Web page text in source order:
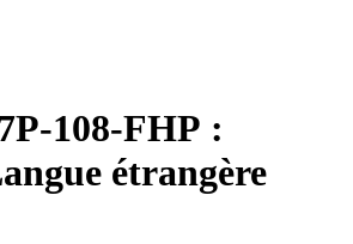
108-FHP :
étrangère